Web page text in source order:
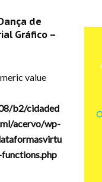
de
Gráfico –
value
b2/cidaded
acervo/wp-